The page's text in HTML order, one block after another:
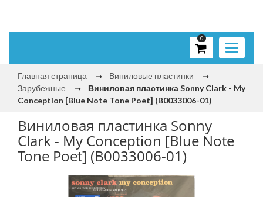
Toggle
0
Главная страница
Виниловые пластинки
Зарубежные
Виниловая пластинка Sonny Clark - My
Conception [Blue Note Tone Poet] (B0033006-01)
Виниловая пластинка Sonny
Clark - My Conception [Blue Note
Tone Poet] (B0033006-01)